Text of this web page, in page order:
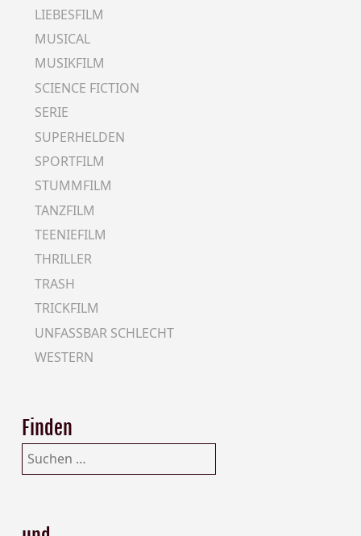
LIEBESFILM
MUSICAL
MUSIKFILM
SCIENCE FICTION
SERIE
SUPERHELDEN
SPORTFILM
STUMMFILM
TANZFILM
TEENIEFILM
THRILLER
TRASH
TRICKFILM
UNFASSBAR SCHLECHT
WESTERN
Finden
Suchen
nach: